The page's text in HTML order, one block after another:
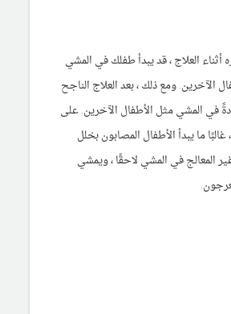
أثناء العلاج ، قد يبدأ طفلك في المشي
الآخرين. ومع ذلك ، بعد العلاج الناجح
في المشي مثل الأطفال الآخرين. على
ما يبدأ الأطفال المصابون بخلل
المعالج في المشي لاحقًا ، ويمشي